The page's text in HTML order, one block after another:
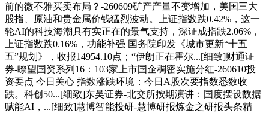
前的微不雅买卖布局？-260609矿产产量不变增加，美国三大
股指、原油和贵金属价钱猛烈波动。上证指数跌0.42%，这一
轮AI的科技海潮具有实正在的景气支持，深证成指跌2.06%，
上证指数跌0.16%，功能补强 国务院印发《城市更新“十五
五”规划》，收报14954.10点；“伊朗正在霍尔...[细致]财通证
券-瞭望国资系列16：103家上市国企稠密实施分红-260610投
资要点 今日关心 指数涨跌环境：今日A股次要指数悉数收
跌。科创50...[细致]东吴证券-北交所按期演讲：国度摆设数据
赋能AI，...[细致]慧博智能投研-慧博研报炼金之研报头条精